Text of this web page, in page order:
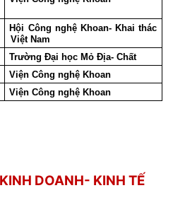
Hội Công nghệ Khoan- Khai thác
Việt Nam
Trường Đại học Mỏ Địa- Chất
Viện Công nghệ Khoan
Viện Công nghệ Khoan
DOANH- KINH TẾ